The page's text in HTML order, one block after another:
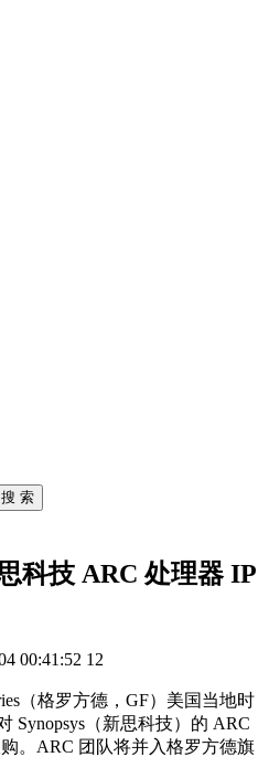
搜 索
科技 ARC 处理器 IP
00:41:52 12
（格罗方德，GF）美国当地时
Synopsys（新思科技）的 ARC
。ARC 团队将并入格罗方德旗